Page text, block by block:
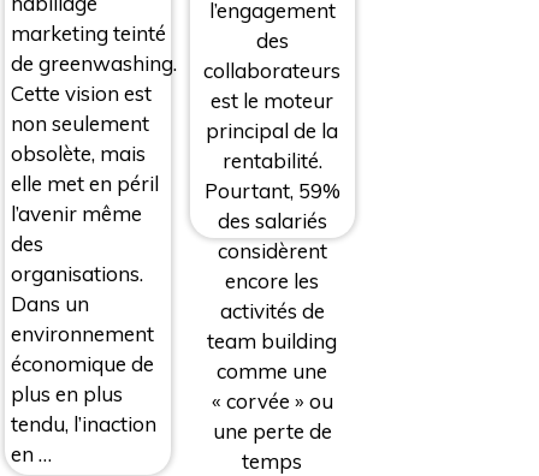
marketing teinté
de greenwashing.
Cette vision est
non seulement
obsolète, mais
elle met en péril
l’avenir même
des
organisations.
Dans un
environnement
économique de
plus en plus
tendu, l’inaction
en …
l’engagement
des
collaborateurs
est le moteur
principal de la
rentabilité.
Pourtant, 59%
des salariés
considèrent
encore les
activités de
team building
comme une
« corvée » ou
une perte de
temps